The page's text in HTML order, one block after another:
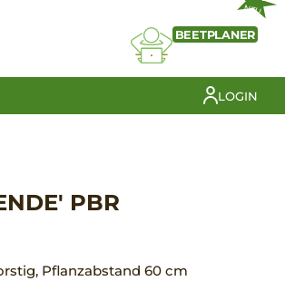
NEU
BEETPLANER
LOGIN
PBR
Pflanzabstand 60 cm